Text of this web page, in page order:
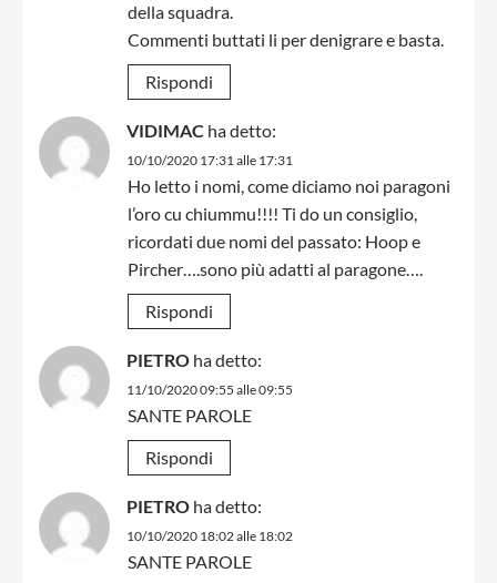
della squadra.
Commenti buttati li per denigrare e basta.
Rispondi
VIDIMAC ha detto:
10/10/2020 17:31 alle 17:31
Ho letto i nomi, come diciamo noi paragoni
l’oro cu chiummu!!!! Ti do un consiglio,
ricordati due nomi del passato: Hoop e
Pircher….sono più adatti al paragone….
Rispondi
PIETRO ha detto:
11/10/2020 09:55 alle 09:55
SANTE PAROLE
Rispondi
PIETRO ha detto:
10/10/2020 18:02 alle 18:02
SANTE PAROLE